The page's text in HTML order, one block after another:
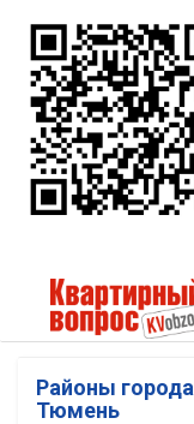
Районы города
Тюмень